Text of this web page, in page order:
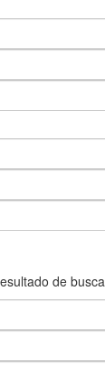
de